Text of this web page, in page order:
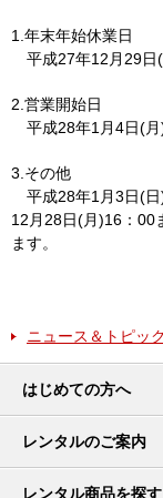
1.年末年始休業日
平成27年12月29日
2.営業開始日
平成28年1月4日(月
3.その他
平成28年1月3日(日
12月28日(月)16：00
ます。
ニュース＆トピッ
はじめての方へ
レンタルのご案内
レンタル商品を探す